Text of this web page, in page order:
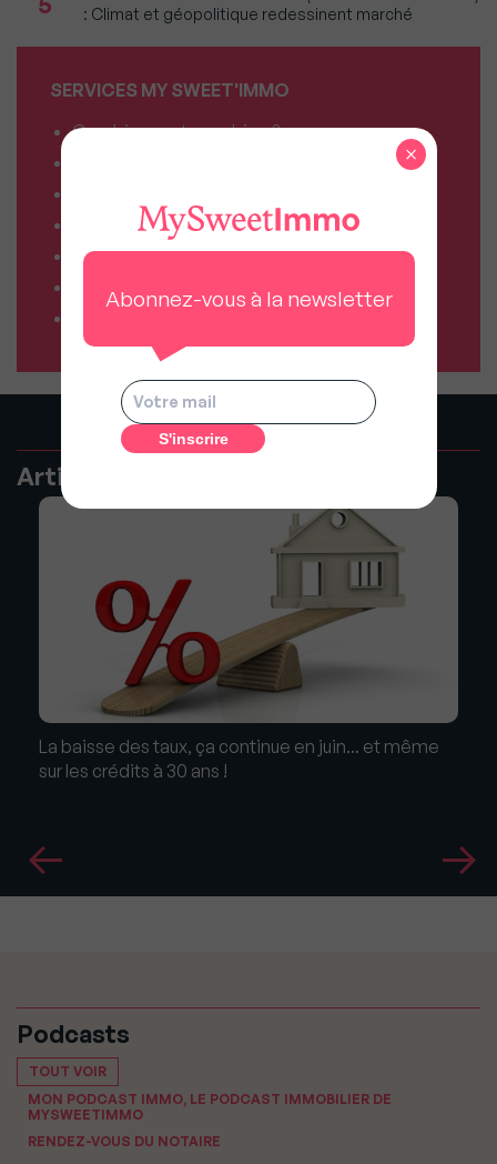
: Climat et géopolitique redessinent marché
SERVICES MY SWEET'IMMO
Combien vaut mon bien ?
Comparateur de forfaits box Internet
Comparateur d’offres déménagement
Résiliez vos abonnements facilement
Articles recommandés
La baisse des taux, ça continue en juin... et même
sur les crédits à 30 ans !
Podcasts
TOUT VOIR
MON PODCAST IMMO, LE PODCAST IMMOBILIER DE
MYSWEETIMMO
RENDEZ-VOUS DU NOTAIRE
Abonnez-vous à la newsletter
×